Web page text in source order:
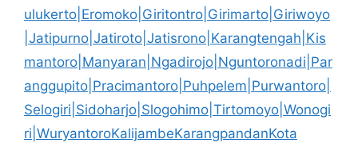
ulukerto|Eromoko|Giritontro|Girimarto|Giriwoyo
|Jatipurno|Jatiroto|Jatisrono|Karangtengah|Kis
mantoro|Manyaran|Ngadirojo|Nguntoronadi|Par
anggupito|Pracimantoro|Puhpelem|Purwantoro|
Selogiri|Sidoharjo|Slogohimo|Tirtomoyo|Wonogi
ri|WuryantoroKalijambeKarangpandanKota